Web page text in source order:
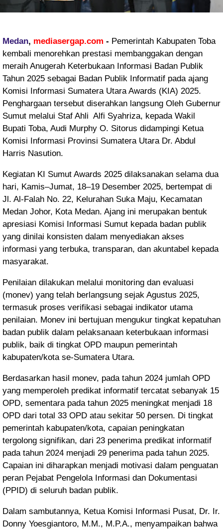
Medan, mediasergap.com - Pemerintah Kabupaten Toba
kembali menorehkan prestasi membanggakan dengan
meraih Anugerah Keterbukaan Informasi Badan Publik
Tahun 2025 sebagai Badan Publik Informatif pada ajang
Komisi Informasi Sumatera Utara Awards (KIA) 2025.
Penghargaan tersebut diserahkan langsung Oleh Gubernur
Sumut melalui Staf Ahli Alfi Syahriza, kepada Wakil
Bupati Toba, Audi Murphy O. Sitorus didampingi Ketua
Komisi Informasi Provinsi Sumatera Utara Dr. Abdul
Harris Nasution.
Kegiatan KI Sumut Awards 2025 dilaksanakan selama dua
hari, Kamis–Jumat, 18–19 Desember 2025, bertempat di
Jl. Al-Falah No. 22, Kelurahan Suka Maju, Kecamatan
Medan Johor, Kota Medan. Ajang ini merupakan bentuk
apresiasi Komisi Informasi Sumut kepada badan publik
yang dinilai konsisten dalam menyediakan akses
informasi yang terbuka, transparan, dan akuntabel kepada
masyarakat.
Penilaian dilakukan melalui monitoring dan evaluasi
(monev) yang telah berlangsung sejak Agustus 2025,
termasuk proses verifikasi sebagai indikator utama
penilaian. Monev ini bertujuan mengukur tingkat kepatuhan
badan publik dalam pelaksanaan keterbukaan informasi
publik, baik di tingkat OPD maupun pemerintah
kabupaten/kota se-Sumatera Utara.
Berdasarkan hasil monev, pada tahun 2024 jumlah OPD
yang memperoleh predikat informatif tercatat sebanyak 15
OPD, sementara pada tahun 2025 meningkat menjadi 18
OPD dari total 33 OPD atau sekitar 50 persen. Di tingkat
pemerintah kabupaten/kota, capaian peningkatan
tergolong signifikan, dari 23 penerima predikat informatif
pada tahun 2024 menjadi 29 penerima pada tahun 2025.
Capaian ini diharapkan menjadi motivasi dalam penguatan
peran Pejabat Pengelola Informasi dan Dokumentasi
(PPID) di seluruh badan publik.
Dalam sambutannya, Ketua Komisi Informasi Pusat, Dr. Ir.
Donny Yoesgiantoro, M.M., M.P.A., menyampaikan bahwa